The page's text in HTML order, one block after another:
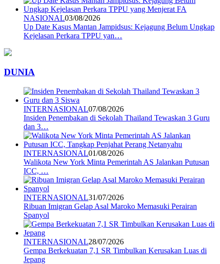
NASIONAL03/08/2026
Up Date Kasus Mantan Jampidsus: Kejagung Belum Ungkap
Kejelasan Perkara TPPU yan…
DUNIA
INTERNASIONAL07/08/2026
Insiden Penembakan di Sekolah Thailand Tewaskan 3 Guru
dan 3…
INTERNASIONAL01/08/2026
Walikota New York Minta Pemerintah AS Jalankan Putusan
ICC, …
INTERNASIONAL31/07/2026
Ribuan Imigran Gelap Asal Maroko Memasuki Perairan
Spanyol
INTERNASIONAL28/07/2026
Gempa Berkekuatan 7,1 SR Timbulkan Kerusakan Luas di
Jepang